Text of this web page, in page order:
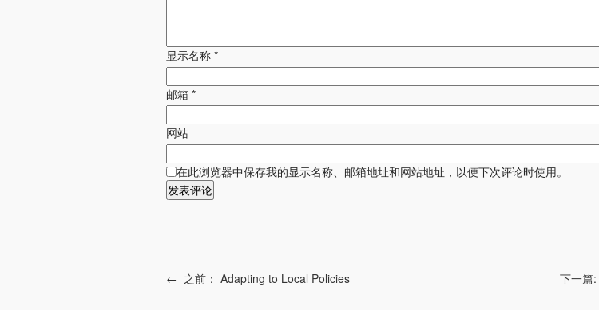
显示名称 *
邮箱 *
网站
在此浏览器中保存我的显示名称、邮箱地址和网站地址，以便下次评论时使用。
← 之前： Adapting to Local Policies 下一篇: